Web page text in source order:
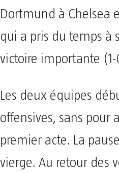
Dortmund à Chelsea
qui a pris du temps à
victoire importante
Les deux équipes
offensives, sans pour
premier acte. La
vierge. Au retour des